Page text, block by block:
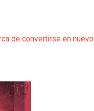
de convertirse en nuevo